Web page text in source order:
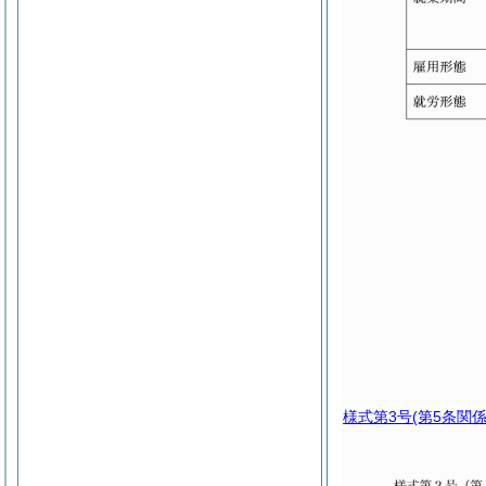
様式第3号(第5条関